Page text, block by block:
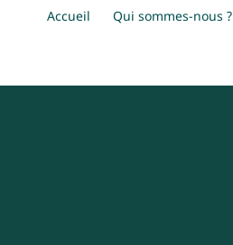
Accueil Qui sommes-nous ?